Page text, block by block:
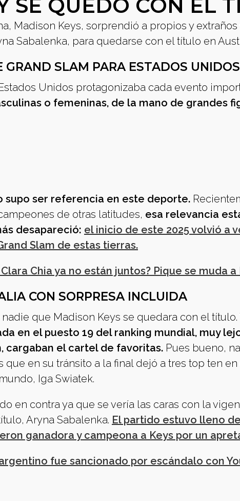
SE QUEDÓ CON EL
Madison Keys, sorprendió a propios y
Sabalenka, para quedarse con el título en
GRAND SLAM PARA ESTADOS UNIDOS
Unidos protagonizaba cada evento
o femeninas, de la mano de grandes
supo ser referencia en este deporte.
de otras latitudes, esa relevancia
desapareció: el inicio de este 2025 volvió a
Slam de estas tierras.
Clara Chia ya no están juntos? Pique se muda a
CON SORPRESA INCLUIDA
que Madison Keys se quedara con el título.
en el puesto 19 del ranking mundial, muy
cargaban el cartel de favoritas. Pues bueno,
que en su tránsito a la final dejó a tres top ten en
Iga Swiatek.
en contra ya que se vería las caras con la
Aryna Sabalenka. El partido estuvo lleno
ganadora y campeona a Keys por un
fue sancionado por escándalo con